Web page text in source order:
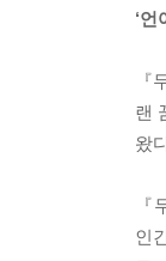
‘
『
랜
왔
인